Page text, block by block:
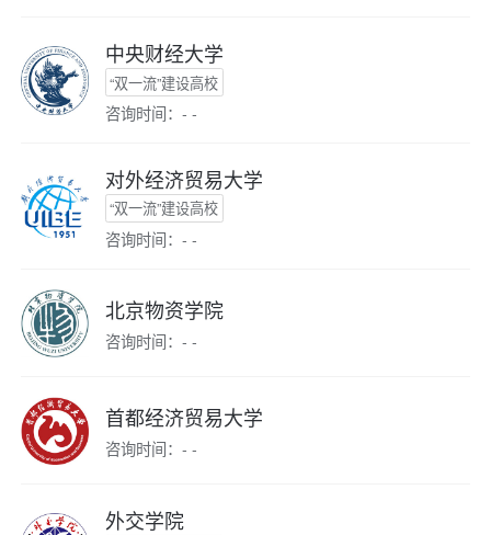
中央财经大学
“双一流”建设高校
咨询时间：- -
对外经济贸易大学
“双一流”建设高校
咨询时间：- -
北京物资学院
咨询时间：- -
首都经济贸易大学
咨询时间：- -
外交学院